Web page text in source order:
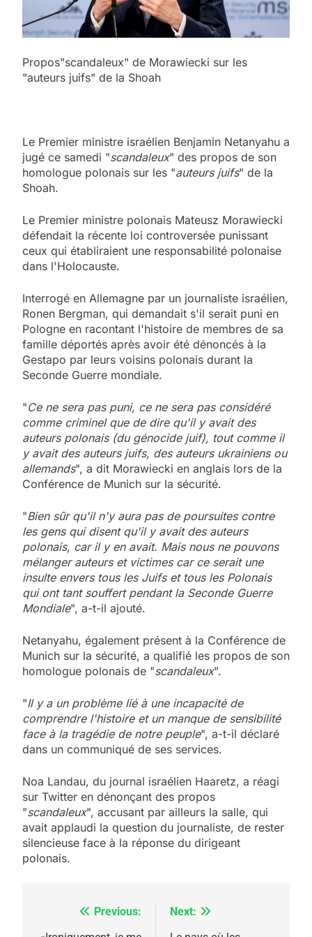
Propos"scandaleux" de Morawiecki sur les
"auteurs juifs" de la Shoah
Le Premier ministre israélien Benjamin Netanyahu a
jugé ce samedi "scandaleux" des propos de son
homologue polonais sur les "auteurs juifs" de la
Shoah.
Le Premier ministre polonais Mateusz Morawiecki
défendait la récente loi controversée punissant
ceux qui établiraient une responsabilité polonaise
dans l'Holocauste.
Interrogé en Allemagne par un journaliste israélien,
Ronen Bergman, qui demandait s'il serait puni en
Pologne en racontant l'histoire de membres de sa
famille déportés après avoir été dénoncés à la
Gestapo par leurs voisins polonais durant la
Seconde Guerre mondiale.
"Ce ne sera pas puni, ce ne sera pas considéré
comme criminel que de dire qu'il y avait des
auteurs polonais (du génocide juif), tout comme il
y avait des auteurs juifs, des auteurs ukrainiens ou
allemands", a dit Morawiecki en anglais lors de la
Conférence de Munich sur la sécurité.
"Bien sûr qu'il n'y aura pas de poursuites contre
les gens qui disent qu'il y avait des auteurs
polonais, car il y en avait. Mais nous ne pouvons
mélanger auteurs et victimes car ce serait une
insulte envers tous les Juifs et tous les Polonais
qui ont tant souffert pendant la Seconde Guerre
Mondiale", a-t-il ajouté.
Netanyahu, également présent à la Conférence de
Munich sur la sécurité, a qualifié les propos de son
homologue polonais de "scandaleux".
"Il y a un problème lié à une incapacité de
comprendre l'histoire et un manque de sensibilité
face à la tragédie de notre peuple", a-t-il déclaré
dans un communiqué de ses services.
Noa Landau, du journal israélien Haaretz, a réagi
sur Twitter en dénonçant des propos
"scandaleux", accusant par ailleurs la salle, qui
avait applaudi la question du journaliste, de rester
silencieuse face à la réponse du dirigeant
polonais.
NavigationPrevious:
Next:
2025, l’année la plus
meurtrière selon le
FIÈRE, DIGNE ET RÉSILIENTE :